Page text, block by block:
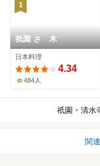
1
祇園 さゝ木
日本料理
4.34
484人
祇園・清水
関